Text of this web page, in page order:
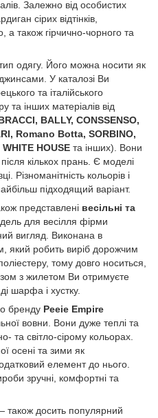
Залежно від особистих
сірих відтінків,
а також гірчично-чорного та
одягу. Його можна носити як
У каталозі Ви
та італійського
та інших матеріалів від
BALLY, CONSSENSO,
Romano Botta, SORBINO,
HOUSE та інших). Вони
кількох прань. Є моделі
Різноманітність кольорів і
підходящий варіант.
представлені весільні та
для весілля фірми
вигляд. Виконана в
який робить виріб дорожчим
тому довго носиться,
з жилетом Ви отримуєте
шарфа і хустку.
бренду Peeie Empire
вовни. Вони дуже теплі та
та світло-сірому кольорах.
осені та зими як
елемент до нього.
зручні, комфортні та
також досить популярний